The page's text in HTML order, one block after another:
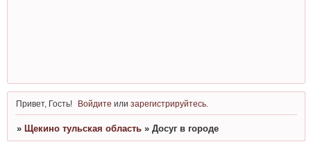
Привет, Гость! Войдите илизарегистрируйтесь
» Щекино тульская область » Досуг в городе